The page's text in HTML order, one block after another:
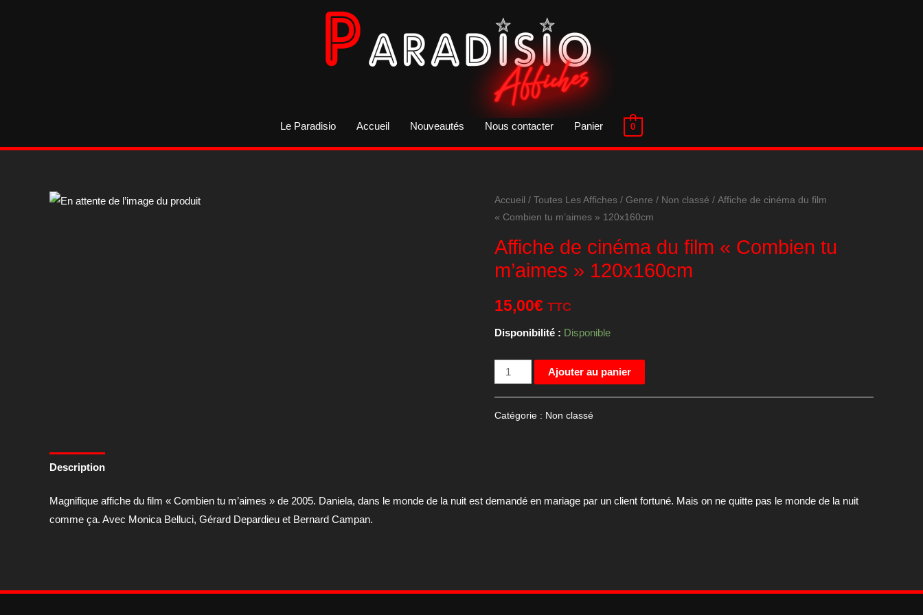
Le Paradisio Accueil Nouveautés Nous contacter Panier 0
Accueil / Toutes Les Affiches / Genre / Non classé / Affiche de cinéma du film
« Combien tu m’aimes » 120x160cm
Affiche de cinéma du film « Combien tu
m’aimes » 120x160cm
15,00€ TTC
Disponibilité : Disponible
quantité
de
"Combien
Ajouter au panier
Catégorie : Non classé
Description
Magnifique affiche du film « Combien tu m’aimes » de 2005. Daniela, dans le monde de la nuit est demandé en mariage par un client fortuné. Mais on ne quitte pas le monde de la nuit
comme ça. Avec Monica Belluci, Gérard Depardieu et Bernard Campan.